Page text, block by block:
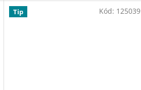
Tip Kód: 125039